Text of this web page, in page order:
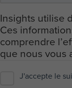
Insights utilise
Ces
comprendre
que nous vous
J'accepte le